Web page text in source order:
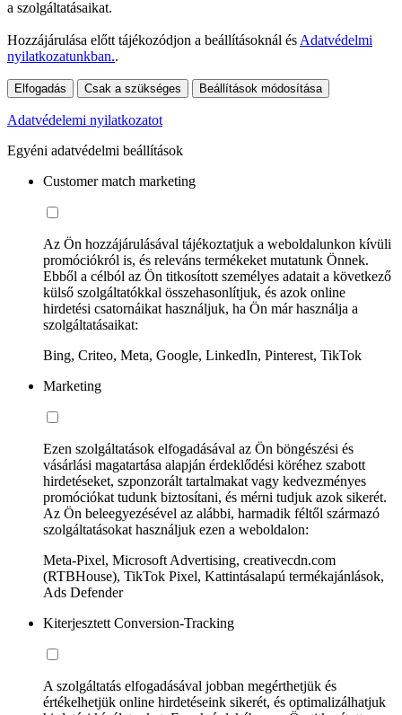
a szolgáltatásaikat.
Hozzájárulása előtt tájékozódjon a beállításoknál és Adatvédelmi
nyilatkozatunkban..
Elfogadás Csak a szükséges Beállítások módosítása
Adatvédelemi nyilatkozatot
Egyéni adatvédelmi beállítások
Customer match marketing
Az Ön hozzájárulásával tájékoztatjuk a weboldalunkon kívüli
promóciókról is, és releváns termékeket mutatunk Önnek.
Ebből a célból az Ön titkosított személyes adatait a következő
külső szolgáltatókkal összehasonlítjuk, és azok online
hirdetési csatornáikat használjuk, ha Ön már használja a
szolgáltatásaikat:
Bing, Criteo, Meta, Google, LinkedIn, Pinterest, TikTok
Marketing
Ezen szolgáltatások elfogadásával az Ön böngészési és
vásárlási magatartása alapján érdeklődési köréhez szabott
hirdetéseket, szponzorált tartalmakat vagy kedvezményes
promóciókat tudunk biztosítani, és mérni tudjuk azok sikerét.
Az Ön beleegyezésével az alábbi, harmadik féltől származó
szolgáltatásokat használjuk ezen a weboldalon:
Meta-Pixel, Microsoft Advertising, creativecdn.com
(RTBHouse), TikTok Pixel, Kattintásalapú termékajánlások,
Ads Defender
Kiterjesztett Conversion-Tracking
A szolgáltatás elfogadásával jobban megérthetjük és
értékelhetjük online hirdetéseink sikerét, és optimalizálhatjuk